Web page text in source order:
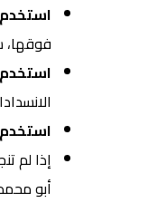
استخدم
فوقها،
إذا لم
أبو